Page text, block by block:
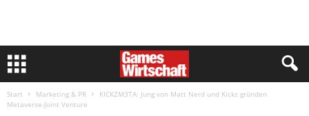
Start Marketing & PR
KICKZM3TA: Jung von Matt Nerd und Kickz gründen
Metaverse-Joint Venture